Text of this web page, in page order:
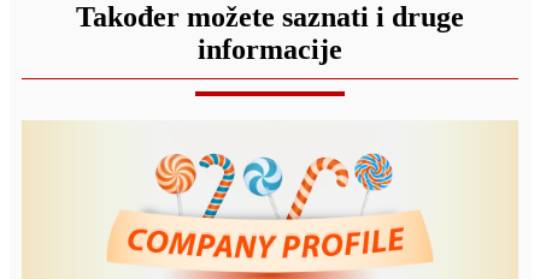
Također možete saznati i druge
informacije